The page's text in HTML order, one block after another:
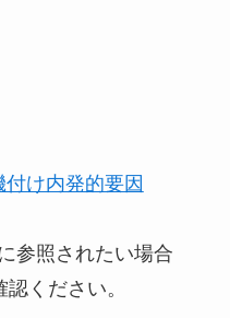
け内発的要因
参照されたい場合
認ください。